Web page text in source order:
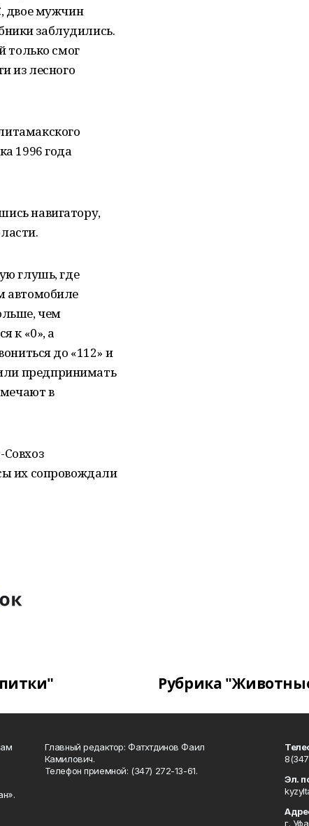
двое мужчин
заблудились.
только смог
из лесного
1996 года
навигатору,
глушь, где
автомобиле
чем
к «0», а
до «112» и
предпринимать
в
их сопровождали
Рубрика
Главный редактор: Фатхтдинов Фаил
Камилович.
Телефон приемной: (347) 272-13-61.
Эл.
г.